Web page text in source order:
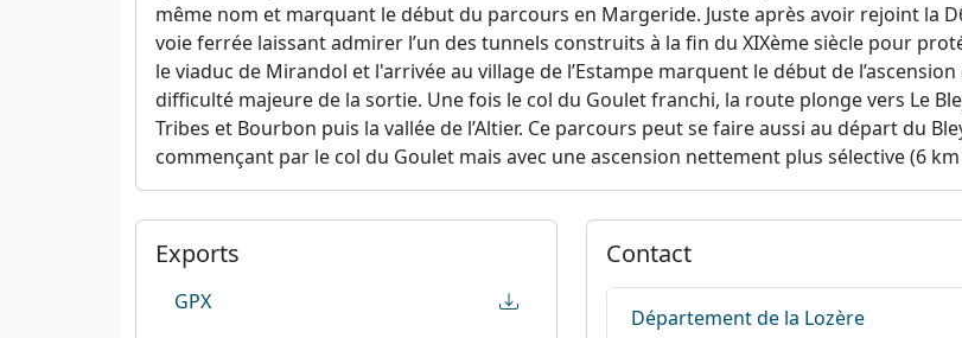
même nom et marquant le début du parcours en Margeride. Juste après avoir rejoint la
voie ferrée laissant admirer l’un des tunnels construits à la fin du XIXème siècle pour
le viaduc de Mirandol et l'arrivée au village de l’Estampe marquent le début de
difficulté majeure de la sortie. Une fois le col du Goulet franchi, la route plonge vers Le
Tribes et Bourbon puis la vallée de l’Altier. Ce parcours peut se faire aussi au départ du
commençant par le col du Goulet mais avec une ascension nettement plus sélective (6
Exports
GPX
Contact
Département de la Lozère